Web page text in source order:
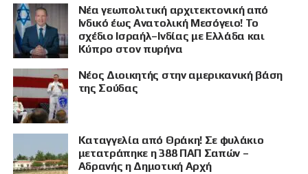
ΠΡΟΒΟΛΗ
Νέα γεωπολιτική αρχιτεκτονική από
Ινδικό έως Ανατολική Μεσόγειο! Το
σχέδιο Ισραήλ–Ινδίας με Ελλάδα και
Κύπρο στον πυρήνα
Νέος Διοικητής στην αμερικανική βάση
της Σούδας
Καταγγελία από Θράκη! Σε φυλάκιο
μετατράπηκε η 388 ΠΑΠ Σαπών –
Αδρανής η Δημοτική Αρχή